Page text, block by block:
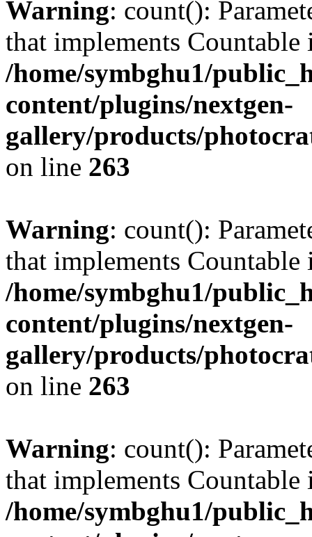
Warning: count():
that implements Countable
/home/symbghu1/
content/plugins/nextgen-
gallery/products/
on line 263
Warning: count():
that implements Countable
/home/symbghu1/
content/plugins/nextgen-
gallery/products/
on line 263
Warning: count():
that implements Countable
/home/symbghu1/